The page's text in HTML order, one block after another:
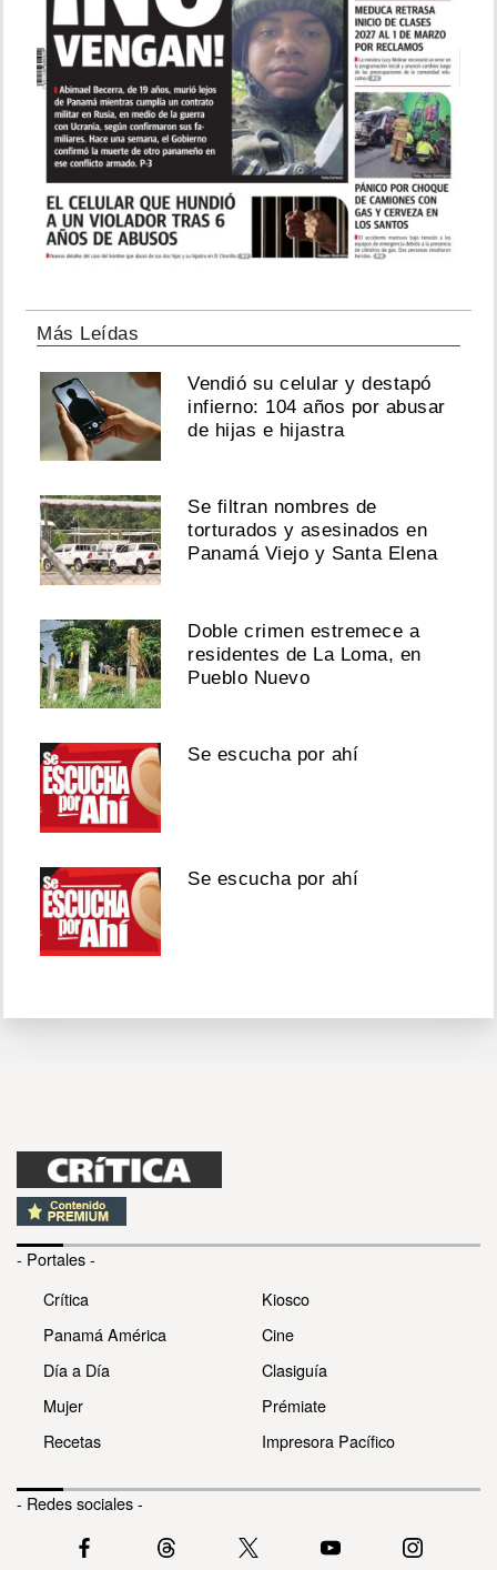
Más Leídas
Vendió su celular y destapó
infierno: 104 años por abusar
de hijas e hijastra
Se filtran nombres de
torturados y asesinados en
Panamá Viejo y Santa Elena
Doble crimen estremece a
residentes de La Loma, en
Pueblo Nuevo
Se escucha por ahí
Se escucha por ahí
- Portales -
Crítica
Panamá América
Día a Día
Mujer
Recetas
Kiosco
Cine
Clasiguía
Prémiate
Impresora Pacífico
- Redes sociales -